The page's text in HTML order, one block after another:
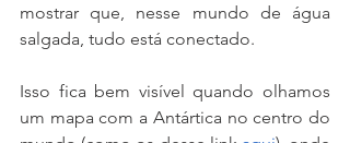
mostrar que, nesse mundo de água
salgada, tudo está conectado.
Isso fica bem visível quando olhamos
um mapa com a Antártica no centro do